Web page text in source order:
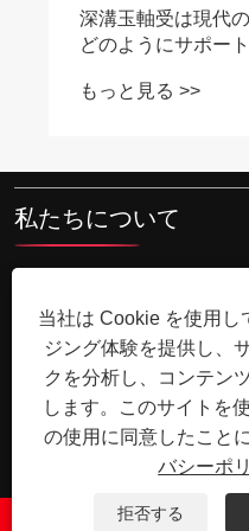
深溝玉軸受は現代
どのようにサポー
もっと見る >>
私たちについて
ニュース
お問い合わせ
当社は Cookie を使用し
ジング体験を提供し、
クを分析し、コンテン
します。このサイトを
の使用に同意したこと
バシーポ
拒否する